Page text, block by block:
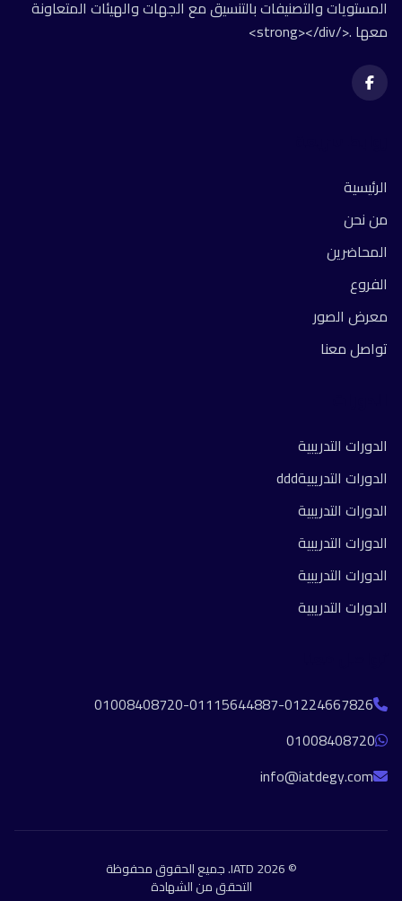
المستويات والتصنيفات بالتنسيق مع الجهات والهيئات المتعاونة
معها .</strong></div>
الرئيسية
من نحن
المحاضرين
الفروع
معرض الصور
تواصل معنا
الدورات التدريبية
الدورات التدريبيةddd
الدورات التدريبية
الدورات التدريبية
الدورات التدريبية
الدورات التدريبية
01008408720-01115644887-01224667826
01008408720
info@iatdegy.com
© 2026 IATD. جميع الحقوق محفوظة
التحقق من الشهادة